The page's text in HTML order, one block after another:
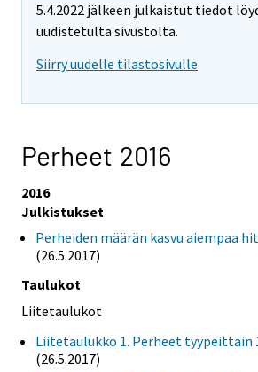
5.4.2022 jälkeen julkaistut tiedot
uudistetulta sivustolta.
Siirry uudelle tilastosivulle
Perheet 2016
2016
Julkistukset
Perheiden määrän kasvu aiempaa
(26.5.2017)
Taulukot
Liitetaulukot
Liitetaulukko 1. Perheet tyypeittäin
(26.5.2017)